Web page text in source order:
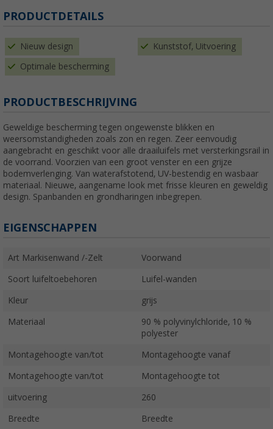
PRODUCTDETAILS
Nieuw design Kunststof, Uitvoering
Optimale bescherming
PRODUCTBESCHRIJVING
Geweldige bescherming tegen ongewenste blikken en
weersomstandigheden zoals zon en regen. Zeer eenvoudig
aangebracht en geschikt voor alle draailuifels met versterkingsrail in
de voorrand. Voorzien van een groot venster en een grijze
bodemverlenging. Van waterafstotend, UV-bestendig en wasbaar
materiaal. Nieuwe, aangename look met frisse kleuren en geweldig
design. Spanbanden en grondharingen inbegrepen.
EIGENSCHAPPEN
Art Markisenwand /-Zelt Voorwand
Soort luifeltoebehoren Luifel-wanden
Kleur grijs
Materiaal
90 % polyvinylchloride, 10 %
polyester
Montagehoogte van/tot Montagehoogte vanaf
Montagehoogte van/tot Montagehoogte tot
uitvoering 260
Breedte Breedte